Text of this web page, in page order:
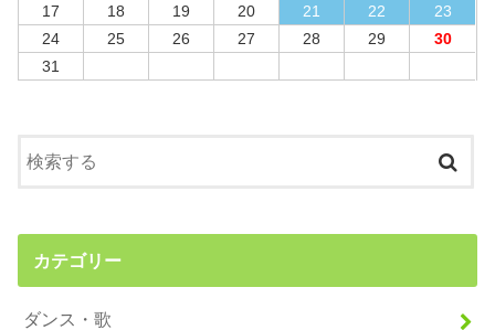
17
18 19 20 21 22
23
24
25 26 27 28 29
30
31
カテゴリー
ダンス・歌